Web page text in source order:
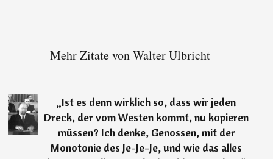
Mehr Zitate von Walter Ulbricht
„Ist es denn wirklich so, dass wir jeden
Dreck, der vom Westen kommt, nu kopieren
müssen? Ich denke, Genossen, mit der
Monotonie des Je-Je-Je, und wie das alles